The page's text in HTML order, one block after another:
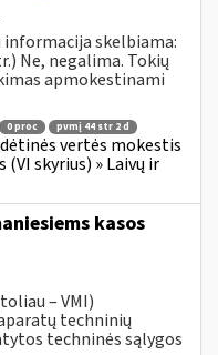
informacija skelbiama:
Ne, negalima. Tokių
apmokestinami
0 proc pvmį 44 str 2 d
vertės mokestis
(VI skyrius) » Laivų ir
kasos
– VMI)
techninių
techninės sąlygos